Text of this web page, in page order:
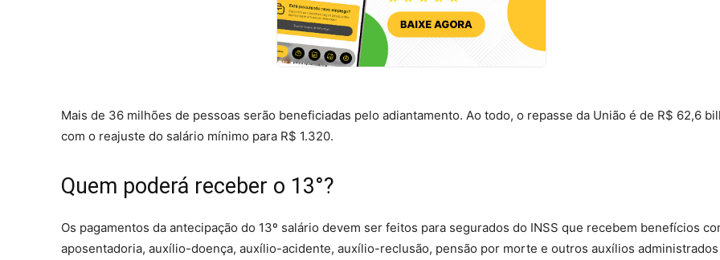
Mais de 36 milhões de pessoas serão beneficiadas pelo adiantamento. Ao todo, o repasse da União é de R$ 62,6
com o reajuste do salário mínimo para R$ 1.320.
Quem poderá receber o 13°?
Os pagamentos da antecipação do 13º salário devem ser feitos para segurados do INSS que recebem benefícios
aposentadoria, auxílio-doença, auxílio-acidente, auxílio-reclusão, pensão por morte e outros auxílios